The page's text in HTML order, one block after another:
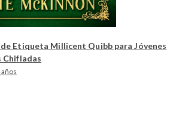
de Etiqueta Millicent Quibb para Jóvenes
Chifladas